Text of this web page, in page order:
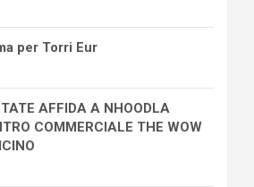
per Torri Eur
AFFIDA A NHOODLA
COMMERCIALE THE WOW